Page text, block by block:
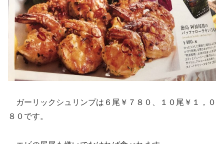
ガーリックシュリンプは６尾￥７８０、１０尾￥１，０
８０です。